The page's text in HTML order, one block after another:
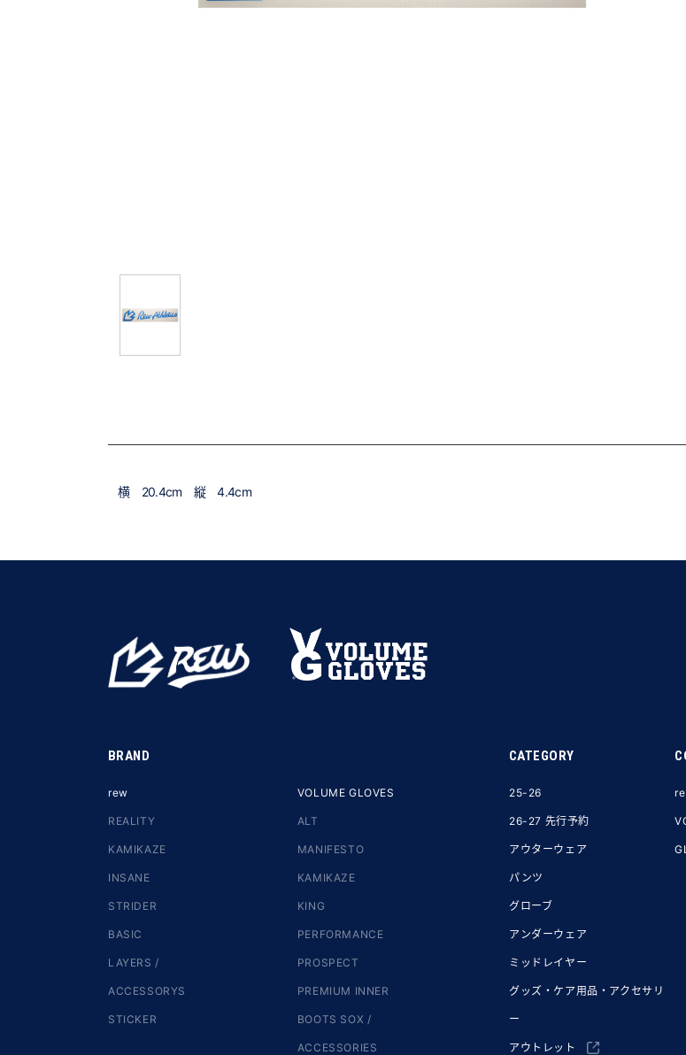
横 20.4cm 縦 4.4cm
BRAND
rew
REALITY
KAMIKAZE
INSANE
STRIDER
BASIC
LAYERS /
ACCESSORYS
STICKER
VOLUME GLOVES
ALT
MANIFESTO
KAMIKAZE
KING
PERFORMANCE
PROSPECT
PREMIUM INNER
BOOTS SOX /
ACCESSORIES
CATEGORY
25-26
26-27 先行予約
アウターウェア
パンツ
グローブ
アンダーウェア
ミッドレイヤー
グッズ・ケア用品・アクセサリ
ー
アウトレット